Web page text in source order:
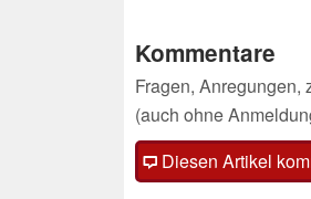
Kommentare
Fragen, Anregungen,
(auch ohne
Diesen Artikel